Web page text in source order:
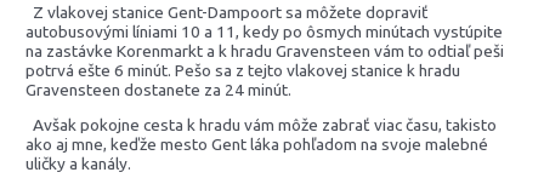
Z vlakovej stanice Gent-Dampoort sa môžete dopraviť
autobusovými líniami 10 a 11, kedy po ôsmych minútach vystúpite
na zastávke Korenmarkt a k hradu Gravensteen vám to odtiaľ peši
potrvá ešte 6 minút. Pešo sa z tejto vlakovej stanice k hradu
Gravensteen dostanete za 24 minút.
Avšak pokojne cesta k hradu vám môže zabrať viac času, takisto
ako aj mne, keďže mesto Gent láka pohľadom na svoje malebné
uličky a kanály.